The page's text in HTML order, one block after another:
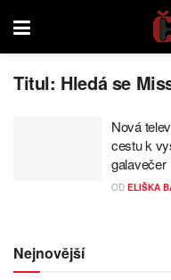
Titul: Hledá se
Nová
cestu k
galavečer
OD ELIŠKA
Nejnovější